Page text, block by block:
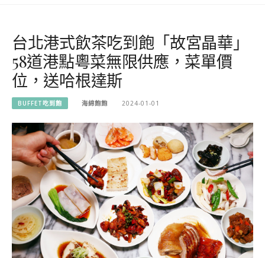
台北港式飲茶吃到飽「故宮晶華」
58道港點粵菜無限供應，菜單價
位，送哈根達斯
BUFFET吃到飽 海綿飽飽 2024-01-01